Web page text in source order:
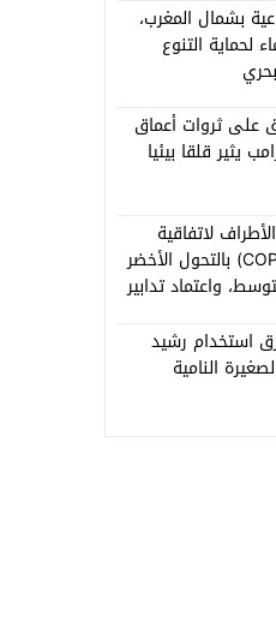
بشمال المغرب،
لحماية التنوع
على ثروات أعماق
يثير قلقا بيئيا
لاتفاقية
برشلونة (COP23) بالتحول الأخضر
المتوسط، واعتماد تدابير
الاقتصاد الازرق استخدام رشيد
النامية